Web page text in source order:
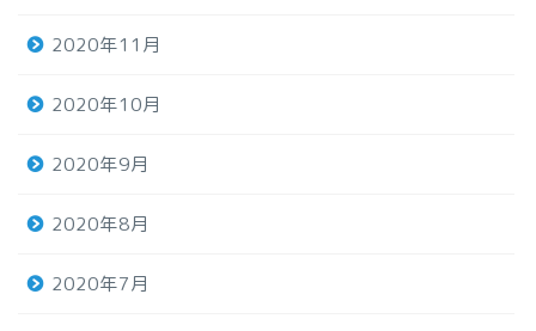
2020年11月
2020年10月
2020年9月
2020年8月
2020年7月